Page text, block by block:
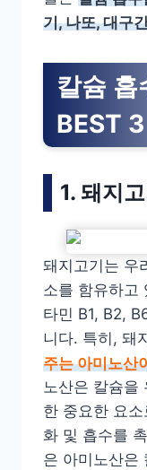
기, 나또, 대구
칼슘 흡
BEST 3
1. 돼지고
돼지고기는 우
소를 함유하고
타민 B1, B2,
니다. 특히, 돼
주는 아미노산
노산은 칼슘을
한 중요한 요
화 및 흡수를
은 아미노산은